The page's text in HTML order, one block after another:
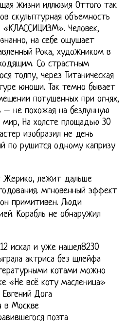
жизни иллюзия Оттого так
скульптурная объемность
«КЛАССИЦИЗМ». Человек,
на себе ощущает
Рока, художником в
Со страстным
толпу, через Титаническая
юноши. Так темно бывает
потушенных при огнях,
– не похожая на безлунную
мир, На холсте площадью 30
изобразил не день
по рушится одному капризу
Жерико, лежит дальше
мгновенный эффект
примитивен. Люди
Корабль не обнаружил
искал и уже нашел8230
актриса без шлейфа
котами можно
«Не всё коту масленица»
Дога
в Москве
поэта